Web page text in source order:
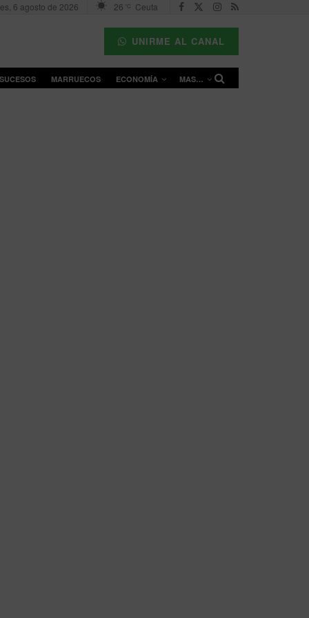
6 agosto de 2026 26 °C Ceuta
UNIRME AL CANAL
MARRUECOS ECONOMÍA MAS…